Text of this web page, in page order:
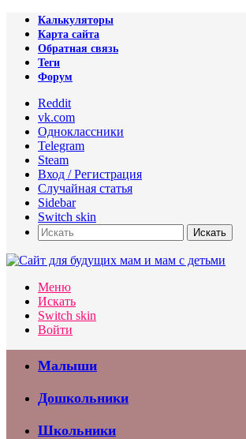
Калькуляторы
Карта сайта
Обратная связь
Теги
Форум
Reddit
vk.com
Одноклассники
Telegram
Steam
Вход / Регистрация
Случайная статья
Sidebar
Switch skin
Искать
Меню
Искать
Switch skin
Войти
Малыши
Дошкольники
Школьники